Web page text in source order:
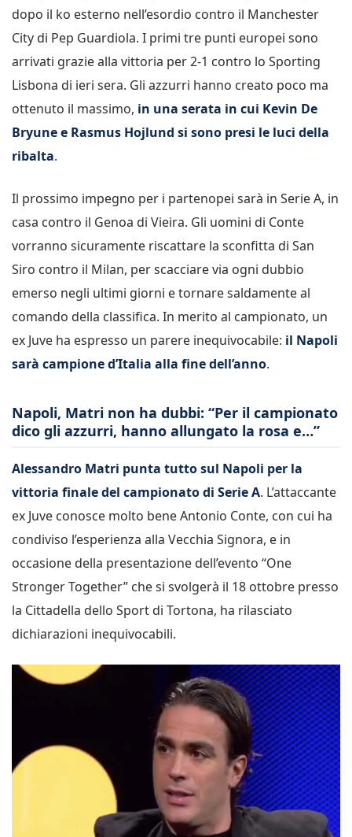
dopo il ko esterno nell’esordio contro il Manchester
City di Pep Guardiola. I primi tre punti europei sono
arrivati grazie alla vittoria per 2-1 contro lo Sporting
Lisbona di ieri sera. Gli azzurri hanno creato poco ma
ottenuto il massimo, in una serata in cui Kevin De
Bryune e Rasmus Hojlund si sono presi le luci della
ribalta.
Il prossimo impegno per i partenopei sarà in Serie A, in
casa contro il Genoa di Vieira. Gli uomini di Conte
vorranno sicuramente riscattare la sconfitta di San
Siro contro il Milan, per scacciare via ogni dubbio
emerso negli ultimi giorni e tornare saldamente al
comando della classifica. In merito al campionato, un
ex Juve ha espresso un parere inequivocabile: il Napoli
sarà campione d’Italia alla fine dell’anno.
Napoli, Matri non ha dubbi: “Per il campionato
dico gli azzurri, hanno allungato la rosa e…”
Alessandro Matri punta tutto sul Napoli per la
vittoria finale del campionato di Serie A. L’attaccante
ex Juve conosce molto bene Antonio Conte, con cui ha
condiviso l’esperienza alla Vecchia Signora, e in
occasione della presentazione dell’evento “One
Stronger Together” che si svolgerà il 18 ottobre presso
la Cittadella dello Sport di Tortona, ha rilasciato
dichiarazioni inequivocabili.